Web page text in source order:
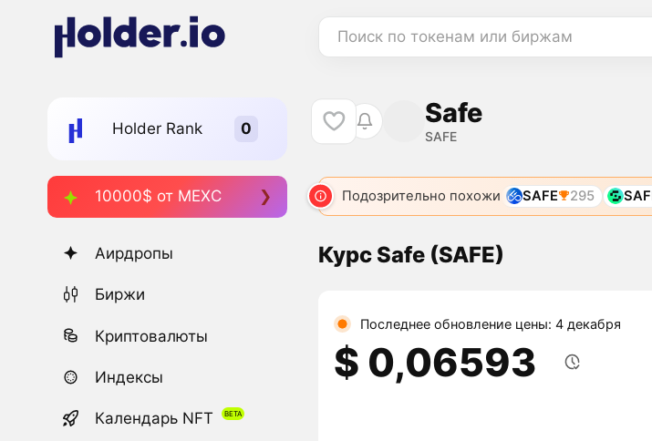
Поиск по токенам или биржам
Holder Rank
10000$ от MEXC
Аирдропы
Биржи
Криптовалюты
Индексы
Календарь NFT
Safe
SAFE
Подозрительно похожи SAFE 295
Курс Safe (SAFE)
Последнее обновление цены: 4 декабря
$ 0,06593